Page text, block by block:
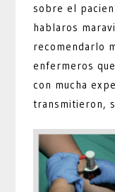
sobre el
hablaros
recomendarlo
enfermeros
con mucha
transmitieron,